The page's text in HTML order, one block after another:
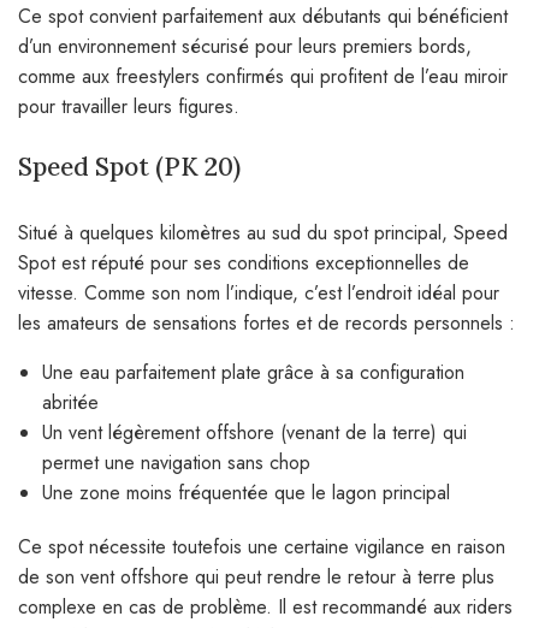
Ce spot convient parfaitement aux débutants qui bénéficient
d’un environnement sécurisé pour leurs premiers bords,
comme aux freestylers confirmés qui profitent de l’eau miroir
pour travailler leurs figures.
Speed Spot (PK 20)
Situé à quelques kilomètres au sud du spot principal, Speed
Spot est réputé pour ses conditions exceptionnelles de
vitesse. Comme son nom l’indique, c’est l’endroit idéal pour
les amateurs de sensations fortes et de records personnels :
Une eau parfaitement plate grâce à sa configuration
abritée
Un vent légèrement offshore (venant de la terre) qui
permet une navigation sans chop
Une zone moins fréquentée que le lagon principal
Ce spot nécessite toutefois une certaine vigilance en raison
de son vent offshore qui peut rendre le retour à terre plus
complexe en cas de problème. Il est recommandé aux riders